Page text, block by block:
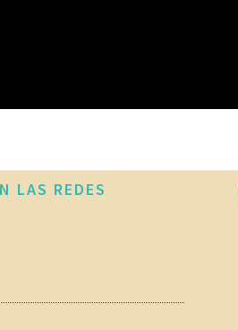
LAS REDES